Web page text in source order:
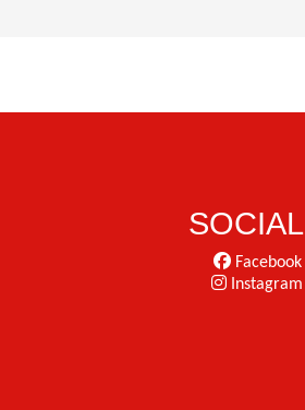
SOCIAL
Facebook
Instagram